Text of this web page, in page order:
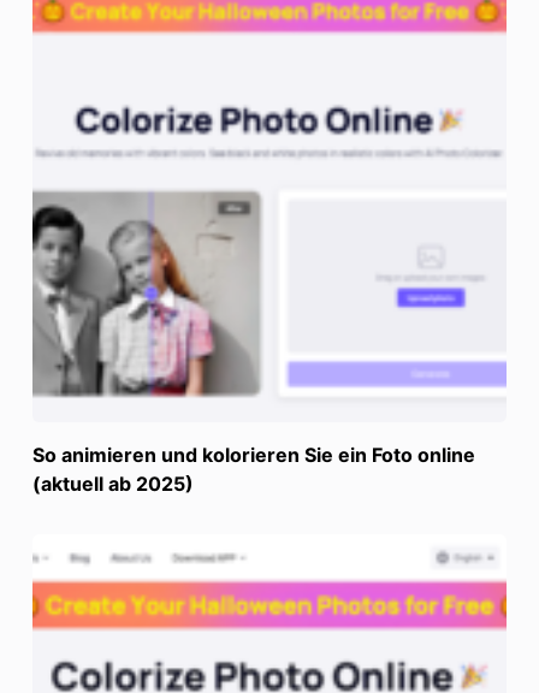
So animieren und kolorieren Sie ein Foto online
(aktuell ab 2025)